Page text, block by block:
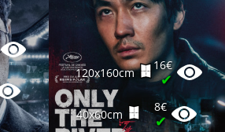
120x160cm
16€
✔
40x60cm
8€
✔